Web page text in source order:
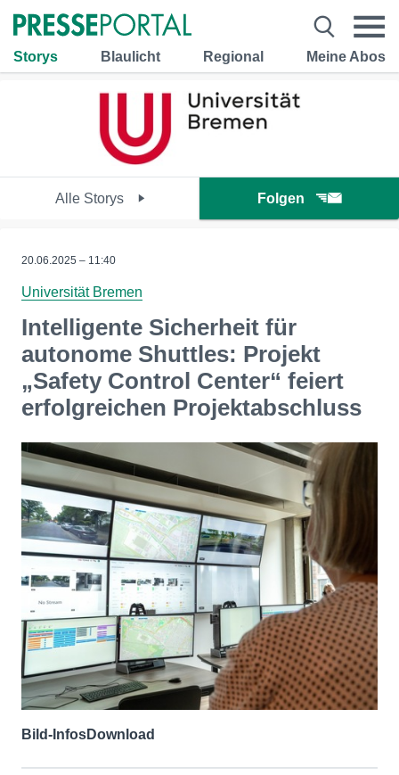
Storys Blaulicht Regional Meine Abos
Alle Storys Folgen
20.06.2025 – 11:40
Universität Bremen
Intelligente Sicherheit für
autonome Shuttles: Projekt
„Safety Control Center“ feiert
erfolgreichen Projektabschluss
Bild-InfosDownload